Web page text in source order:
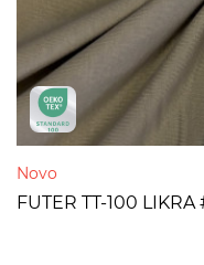
Novo
FUTER TT-100 LIKRA